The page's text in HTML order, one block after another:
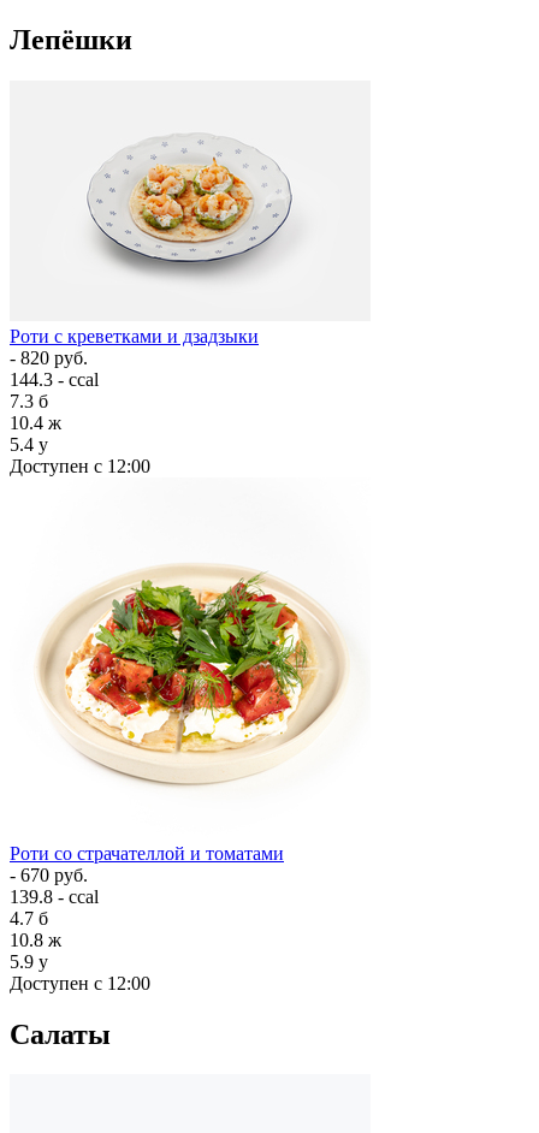
Лепёшки
Роти с креветками и дзадзыки
- 820 руб.
144.3 - ccal
7.3 б
10.4 ж
5.4 у
Доступен с 12:00
Роти со страчателлой и томатами
- 670 руб.
139.8 - ccal
4.7 б
10.8 ж
5.9 у
Доступен с 12:00
Салаты